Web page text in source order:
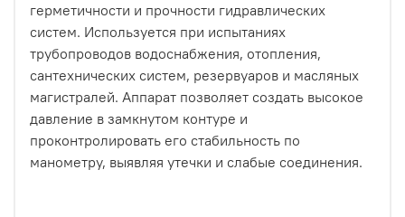
герметичности и прочности гидравлических
систем. Используется при испытаниях
трубопроводов водоснабжения, отопления,
сантехнических систем, резервуаров и масляных
магистралей. Аппарат позволяет создать высокое
давление в замкнутом контуре и
проконтролировать его стабильность по
манометру, выявляя утечки и слабые соединения.